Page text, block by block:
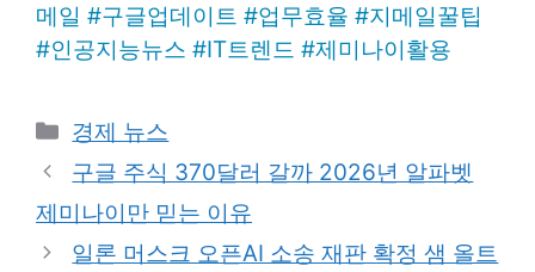
메일 #구글업데이트 #업무효율 #지메일꿀팁
#인공지능뉴스 #IT트렌드 #제미나이활용
Categories
경제 뉴스
구글 주식 370달러 갈까 2026년 알파벳
제미나이만 믿는 이유
일론 머스크 오픈AI 소송 재판 확정 샘 올트